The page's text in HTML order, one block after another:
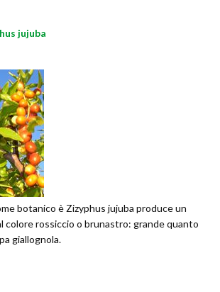
jujuba
botanico è Zizyphus jujuba produce un
colore rossiccio o brunastro: grande quanto
giallognola.